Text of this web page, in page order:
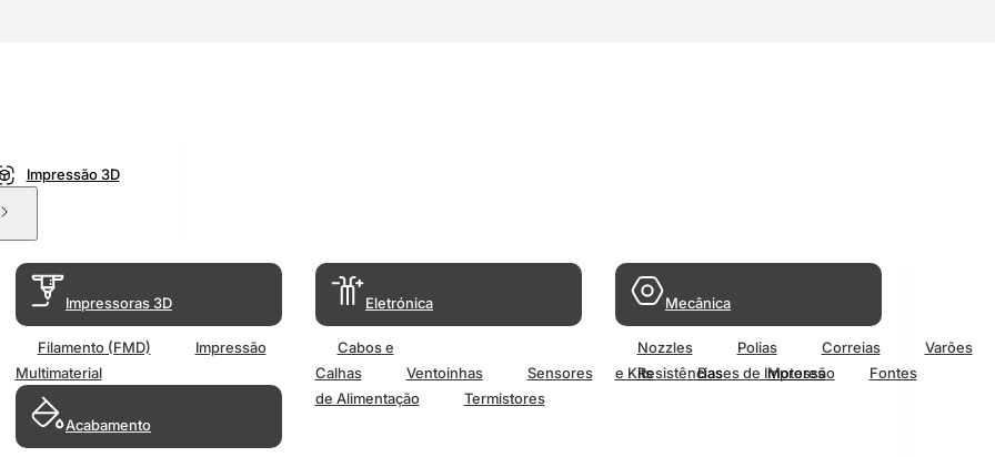
Impressão 3D
Impressoras 3D
Filamento (FMD)
Impressão
Multimaterial
Acabamento
Eletrónica
Cabos e
Calhas
Ventoinhas Sensores Resistências Motores
Fontes
de Alimentação
Termistores
Mecânica
Nozzles Polias Correias
Varões
e Kits
Bases de Impressão